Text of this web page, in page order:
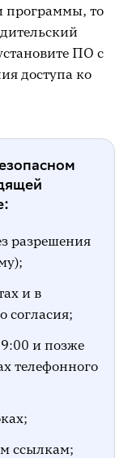
программы, то
ПО с
доступа ко
разрешения
и в
согласия;
и позже
телефонного
ссылкам;